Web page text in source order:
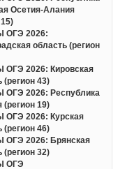
Осетия-Алания
ОГЭ 2026:
область (регион
ОГЭ 2026: Кировская
(регион 43)
ОГЭ 2026: Республика
(регион 19)
ОГЭ 2026: Курская
(регион 46)
ОГЭ 2026: Брянская
(регион 32)
ОГЭ